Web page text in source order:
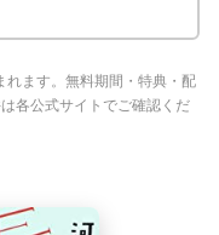
ます。無料期間・特典・配
各公式サイトでご確認くだ